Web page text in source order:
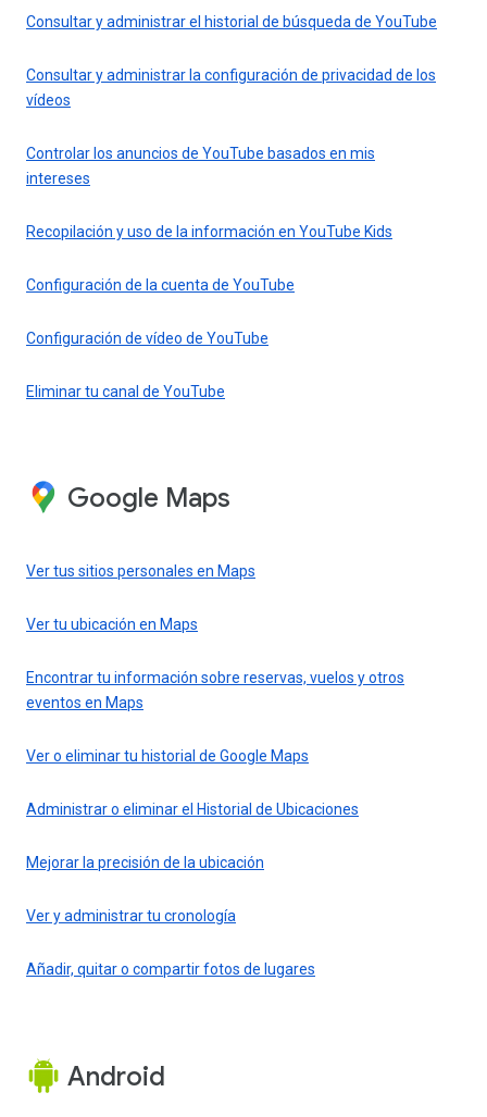
Consultar y administrar el historial de búsqueda de YouTube
Consultar y administrar la configuración de privacidad de los
vídeos
Controlar los anuncios de YouTube basados en mis
intereses
Recopilación y uso de la información en YouTube Kids
Configuración de la cuenta de YouTube
Configuración de vídeo de YouTube
Eliminar tu canal de YouTube
Google Maps
Ver tus sitios personales en Maps
Ver tu ubicación en Maps
Encontrar tu información sobre reservas, vuelos y otros
eventos en Maps
Ver o eliminar tu historial de Google Maps
Administrar o eliminar el Historial de Ubicaciones
Mejorar la precisión de la ubicación
Ver y administrar tu cronología
Añadir, quitar o compartir fotos de lugares
Android